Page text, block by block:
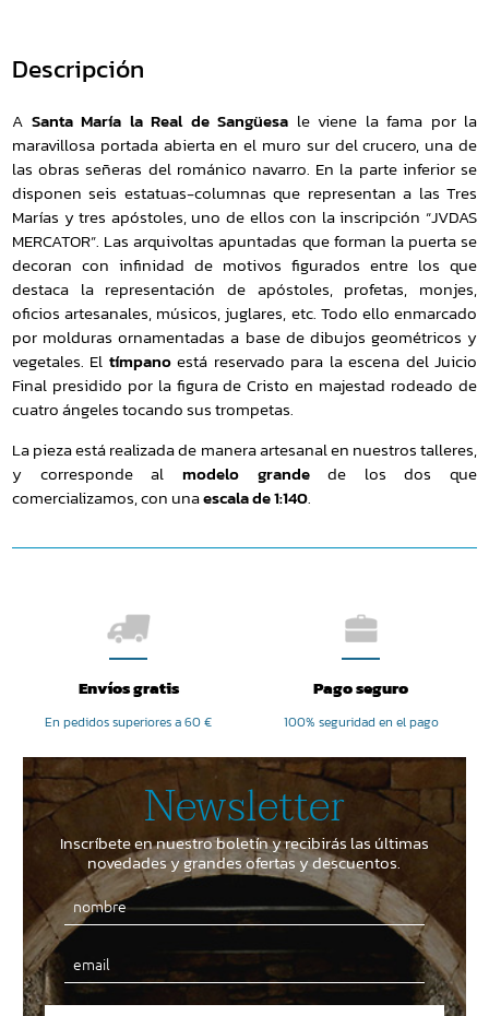
Descripción
A Santa María la Real de Sangüesa le viene la fama por la
maravillosa portada abierta en el muro sur del crucero, una de
las obras señeras del románico navarro. En la parte inferior se
disponen seis estatuas-columnas que representan a las Tres
Marías y tres apóstoles, uno de ellos con la inscripción “JVDAS
MERCATOR”. Las arquivoltas apuntadas que forman la puerta se
decoran con infinidad de motivos figurados entre los que
destaca la representación de apóstoles, profetas, monjes,
oficios artesanales, músicos, juglares, etc. Todo ello enmarcado
por molduras ornamentadas a base de dibujos geométricos y
vegetales. El tímpanoestá reservado para la escena del Juicio
Final presidido por la figura de Cristo en majestad rodeado de
cuatro ángeles tocando sus trompetas.
La pieza está realizada de manera artesanal en nuestros talleres,
y corresponde al modelo grandede los dos que
comercializamos, con unaescala de 1:140.
Envíos gratis
En pedidos superiores a 60 €
Pago seguro
100% seguridad en el pago
Newsletter
Inscríbete en nuestro boletín y recibirás las últimas
novedades y grandes ofertas y descuentos.
Email